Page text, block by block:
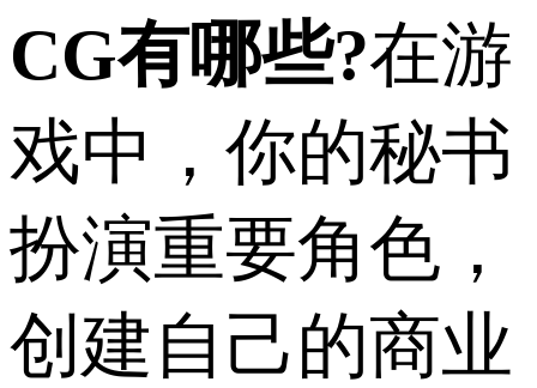
CG有哪些?在游
戏中，你的秘书
扮演重要角色，
创建自己的商业